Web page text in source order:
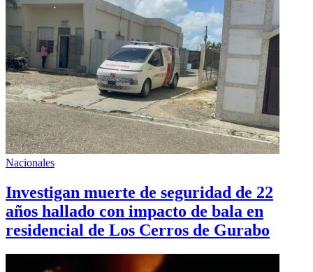
Nacionales
Investigan muerte de seguridad de 22
años hallado con impacto de bala en
residencial de Los Cerros de Gurabo